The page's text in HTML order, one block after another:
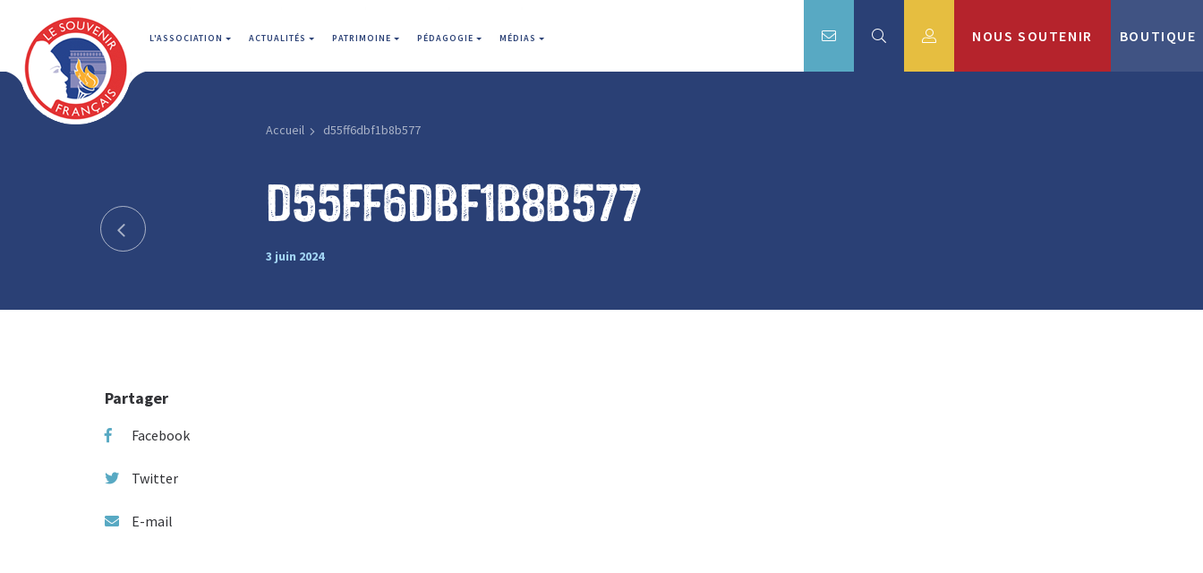
L'ASSOCIATION ACTUALITÉS PATRIMOINE PÉDAGOGIE MÉDIAS NOUS SOUTENIR BOUTIQUE
Accueil d55ff6dbf1b8b577
d55ff6dbf1b8b577
3 juin 2024
Partager
Facebook
Twitter
E-mail